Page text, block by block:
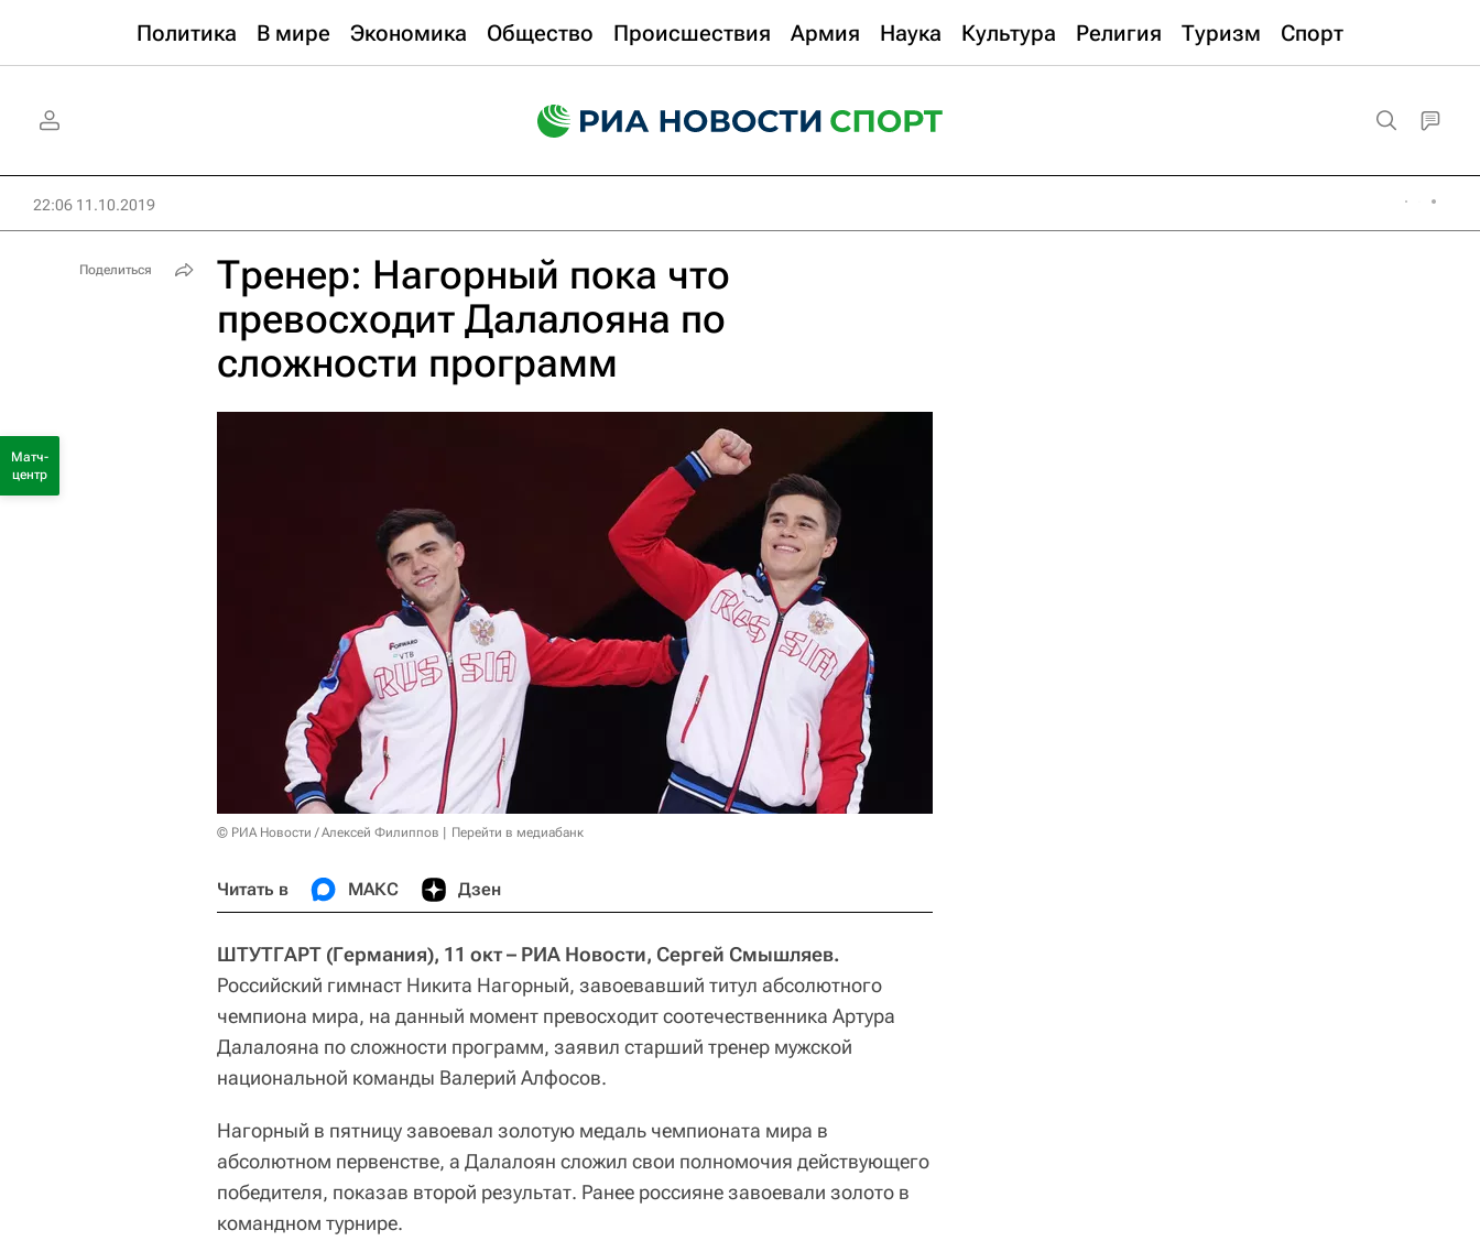
Политика В мире Экономика Общество Происшествия Армия Наука Культура Религия Туризм Спорт
22:06 11.10.2019
Тренер: Нагорный пока что
превосходит Далалояна по
сложности программ
© РИА Новости / Алексей Филиппов Перейти в медиабанк
Читать в МАКС Дзен
ШТУТГАРТ (Германия), 11 окт – РИА Новости, Сергей Смышляев.
Российский гимнаст Никита Нагорный, завоевавший титул абсолютного
чемпиона мира, на данный момент превосходит соотечественника Артура
Далалояна по сложности программ, заявил старший тренер мужской
национальной команды Валерий Алфосов.
Нагорный в пятницу завоевал золотую медаль чемпионата мира в
абсолютном первенстве, а Далалоян сложил свои полномочия действующего
победителя, показав второй результат. Ранее россияне завоевали золото в
командном турнире.
Поделиться
Матч-
центр